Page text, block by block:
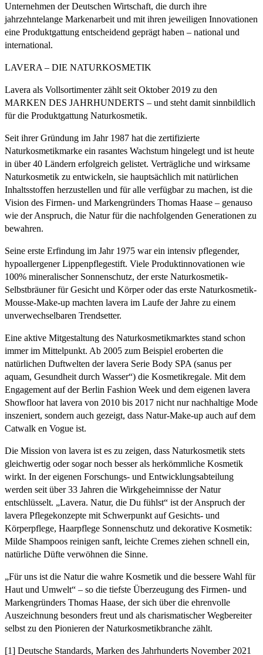
Unternehmen der Deutschen Wirtschaft, die durch ihre
jahrzehntelange Markenarbeit und mit ihren jeweiligen Innovationen
eine Produktgattung entscheidend geprägt haben – national und
international.
LAVERA – DIE NATURKOSMETIK
Lavera als Vollsortimenter zählt seit Oktober 2019 zu den
MARKEN DES JAHRHUNDERTS – und steht damit sinnbildlich
für die Produktgattung Naturkosmetik.
Seit ihrer Gründung im Jahr 1987 hat die zertifizierte
Naturkosmetikmarke ein rasantes Wachstum hingelegt und ist heute
in über 40 Ländern erfolgreich gelistet. Verträgliche und wirksame
Naturkosmetik zu entwickeln, sie hauptsächlich mit natürlichen
Inhaltsstoffen herzustellen und für alle verfügbar zu machen, ist die
Vision des Firmen- und Markengründers Thomas Haase – genauso
wie der Anspruch, die Natur für die nachfolgenden Generationen zu
bewahren.
Seine erste Erfindung im Jahr 1975 war ein intensiv pflegender,
hypoallergener Lippenpflegestift. Viele Produktinnovationen wie
100% mineralischer Sonnenschutz, der erste Naturkosmetik-
Selbstbräuner für Gesicht und Körper oder das erste Naturkosmetik-
Mousse-Make-up machten lavera im Laufe der Jahre zu einem
unverwechselbaren Trendsetter.
Eine aktive Mitgestaltung des Naturkosmetikmarktes stand schon
immer im Mittelpunkt. Ab 2005 zum Beispiel eroberten die
natürlichen Duftwelten der lavera Serie Body SPA (sanus per
aquam, Gesundheit durch Wasser“) die Kosmetikregale. Mit dem
Engagement auf der Berlin Fashion Week und dem eigenen lavera
Showfloor hat lavera von 2010 bis 2017 nicht nur nachhaltige Mode
inszeniert, sondern auch gezeigt, dass Natur-Make-up auch auf dem
Catwalk en Vogue ist.
Die Mission von lavera ist es zu zeigen, dass Naturkosmetik stets
gleichwertig oder sogar noch besser als herkömmliche Kosmetik
wirkt. In der eigenen Forschungs- und Entwicklungsabteilung
werden seit über 33 Jahren die Wirkgeheimnisse der Natur
entschlüsselt. „Lavera. Natur, die Du fühlst“ ist der Anspruch der
lavera Pflegekonzepte mit Schwerpunkt auf Gesichts- und
Körperpflege, Haarpflege Sonnenschutz und dekorative Kosmetik:
Milde Shampoos reinigen sanft, leichte Cremes ziehen schnell ein,
natürliche Düfte verwöhnen die Sinne.
„Für uns ist die Natur die wahre Kosmetik und die bessere Wahl für
Haut und Umwelt“ – so die tiefste Überzeugung des Firmen- und
Markengründers Thomas Haase, der sich über die ehrenvolle
Auszeichnung besonders freut und als charismatischer Wegbereiter
selbst zu den Pionieren der Naturkosmetikbranche zählt.
[1] Deutsche Standards, Marken des Jahrhunderts November 2021